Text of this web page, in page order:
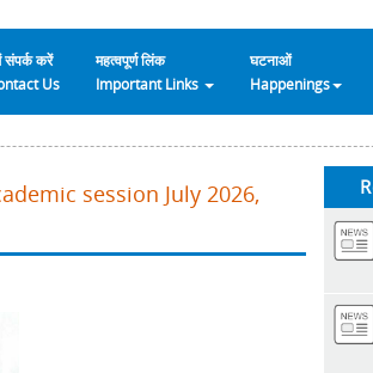
संपर्क करें
Us
महत्वपूर्ण लिंक
Important Links
घटनाओं
Happenings
session July 2026,